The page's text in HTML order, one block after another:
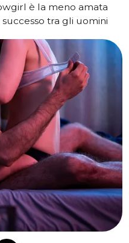
è la meno amata
tra gli uomini